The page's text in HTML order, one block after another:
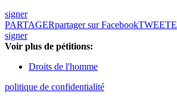
signer
PARTAGERpartager sur FacebookTWEET
signer
Voir plus de pétitions:
Droits de l'homme
politique de confidentialité